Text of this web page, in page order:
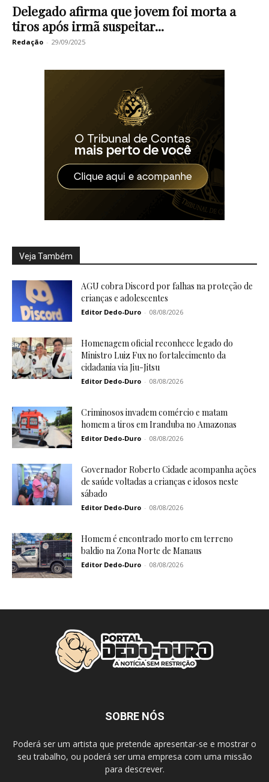
Delegado afirma que jovem foi morta a
tiros após irmã suspeitar...
Redação - 29/09/2025
Veja Também
AGU cobra Discord por falhas na proteção de
crianças e adolescentes
Editor Dedo-Duro - 08/08/2026
Homenagem oficial reconhece legado do
Ministro Luiz Fux no fortalecimento da
cidadania via Jiu-Jitsu
Editor Dedo-Duro - 08/08/2026
Criminosos invadem comércio e matam
homem a tiros em Iranduba no Amazonas
Editor Dedo-Duro - 08/08/2026
Governador Roberto Cidade acompanha ações
de saúde voltadas a crianças e idosos neste
sábado
Editor Dedo-Duro - 08/08/2026
Homem é encontrado morto em terreno
baldio na Zona Norte de Manaus
Editor Dedo-Duro - 08/08/2026
SOBRE NÓS
Poderá ser um artista que pretende apresentar-se e mostrar o
seu trabalho, ou poderá ser uma empresa com uma missão
para descrever.